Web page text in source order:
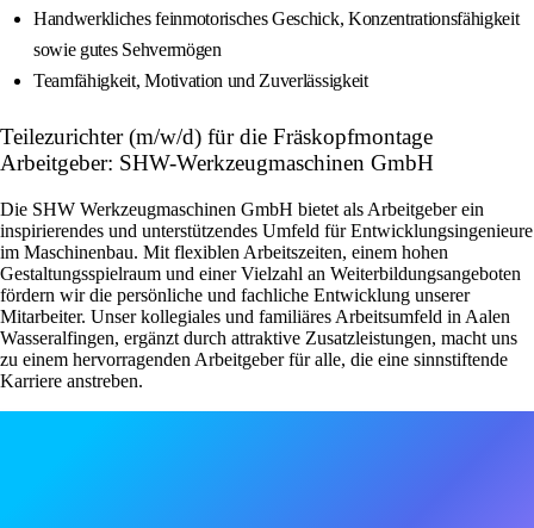
Handwerkliches feinmotorisches Geschick, Konzentrationsfähigkeit
sowie gutes Sehvermögen
Teamfähigkeit, Motivation und Zuverlässigkeit
Teilezurichter (m/w/d) für die Fräskopfmontage
Arbeitgeber: SHW-Werkzeugmaschinen GmbH
Die SHW Werkzeugmaschinen GmbH bietet als Arbeitgeber ein
inspirierendes und unterstützendes Umfeld für Entwicklungsingenieure
im Maschinenbau. Mit flexiblen Arbeitszeiten, einem hohen
Gestaltungsspielraum und einer Vielzahl an Weiterbildungsangeboten
fördern wir die persönliche und fachliche Entwicklung unserer
Mitarbeiter. Unser kollegiales und familiäres Arbeitsumfeld in Aalen
Wasseralfingen, ergänzt durch attraktive Zusatzleistungen, macht uns
zu einem hervorragenden Arbeitgeber für alle, die eine sinnstiftende
Karriere anstreben.